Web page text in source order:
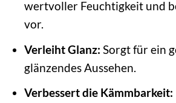
wertvoller Feuchtigkeit und
vor.
Verleiht Glanz: Sorgt für ein
glänzendes Aussehen.
Verbessert die Kämmbarkeit: